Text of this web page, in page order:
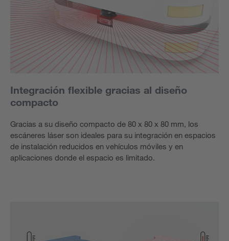
Integración flexible gracias al diseño
compacto
Gracias a su diseño compacto de 80 x 80 x 80 mm, los
escáneres láser son ideales para su integración en espacios
de instalación reducidos en vehículos móviles y en
aplicaciones donde el espacio es limitado.